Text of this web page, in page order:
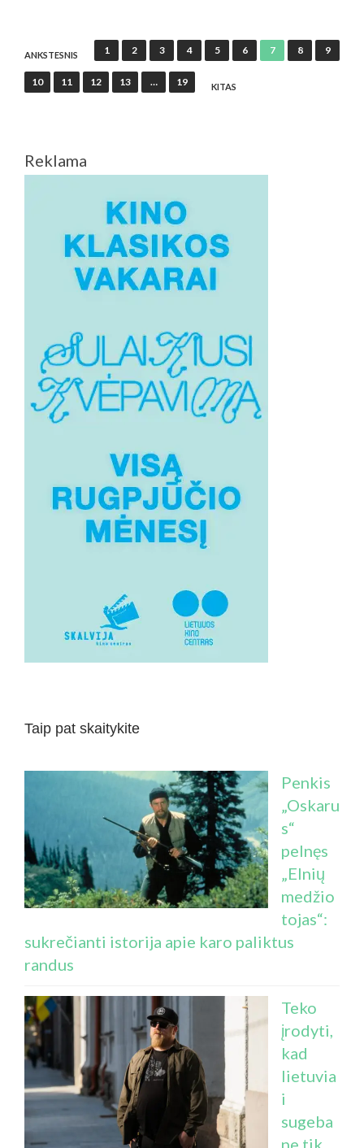
puslapiavimas
ANKSTESNIS 1 2 3 4 5 6 7 8 9
10 11 12 13 … 19 KITAS
Reklama
Taip pat skaitykite
Penkis
„Oskaru
s“
pelnęs
„Elnių
medžio
tojas“:
sukrečianti istorija apie karo paliktus
randus
Teko
įrodyti,
kad
lietuvia
i
sugeba
ne tik